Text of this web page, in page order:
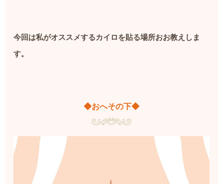
今回は私がオススメするカイロを貼る場所おお教えしま
す。
◆おへその下◆